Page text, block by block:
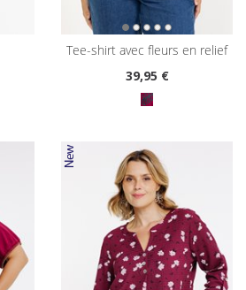
tee-shirt avec fleurs en relief
39,95 €